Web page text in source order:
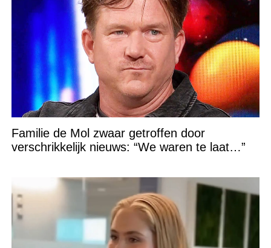
Familie de Mol zwaar getroffen door
verschrikkelijk nieuws: “We waren te laat…”